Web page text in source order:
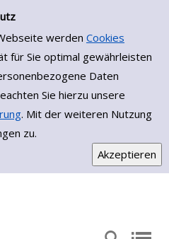
werden Cookies
für Sie optimal gewährleisten
Daten
Sie hierzu unsere
. Mit der weiteren Nutzung
zu.